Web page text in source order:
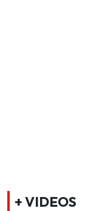
+ VIDEOS